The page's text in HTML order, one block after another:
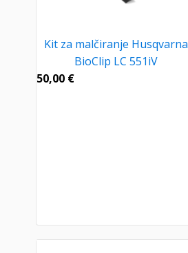
Kit za malčiranje Husqvarna
BioClip LC 551iV
50,00 €